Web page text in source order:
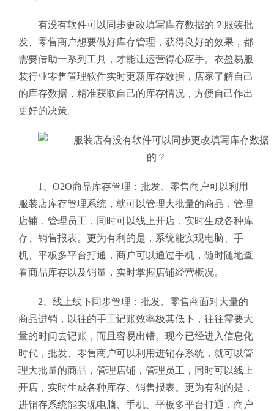
有没有软件可以同步更改填写库存数据的？服装批
发、零售商户想要做好库存管理，获得良好的效果，都
需要借助一系列工具，才能让运营得心应手。衣盈易服
装行业零售管理软件实时更新库存数据，店家了解自己
的库存数据，精准获取自己的库存情况，方便自己作出
更好的决策。
1、O2O商品库存管理：批发、零售商户可以利用
服装店库存管理系统，就可以管理大批量的商品，管理
店铺，管理员工，同时可以线上开店，实时生成各种库
存、销售报表。更为有利的是，系统能实现电脑、手
机、平板多平台打通，商户可以通过手机，随时随地查
看商品库存以及销量，实时掌握店铺经营概况。
2、线上线下同步管理：批发、零售商面对大量的
商品进销，以往的手工记账效率极其低下，往往需要大
量的时间去记账，而且容易出错。现今已经进入信息化
时代，批发、零售商户可以利用进销存系统，就可以管
理大批量的商品，管理店铺，管理员工，同时可以线上
开店，实时生成各种库存、销售报表。更为有利的是，
进销存系统能实现电脑、手机、平板多平台打通，商户